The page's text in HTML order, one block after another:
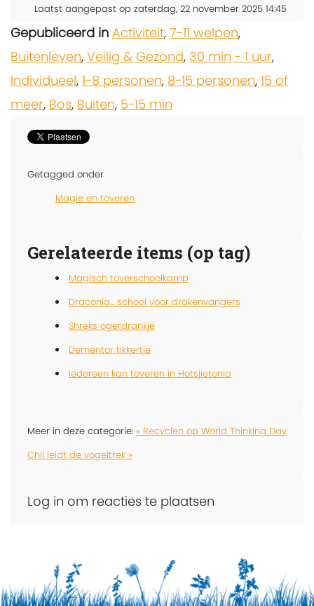
Laatst aangepast op zaterdag, 22 november 2025 14:45
Gepubliceerd in Activiteit, 7-11 welpen,
Buitenleven, Veilig & Gezond, 30 min - 1 uur,
Individueel, 1-8 personen, 8-15 personen, 15 of
meer, Bos, Buiten, 5-15 min
Getagged onder
Magie en toveren
Gerelateerde items (op tag)
Magisch toverschoolkamp
Draconia... school voor drakenvangers
Shreks ogerdrankje
Dementor tikkertje
Iedereen kan toveren in Hotsjietonia
Meer in deze categorie: « Recyclen op World Thinking Day
Chil leidt de vogeltrek »
Log in om reacties te plaatsen